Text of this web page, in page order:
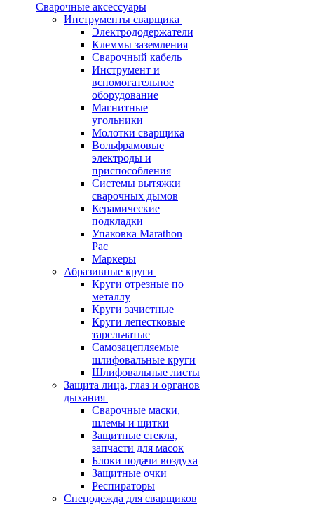
Сварочные аксессуары
Инструменты сварщика
Электрододержатели
Клеммы заземления
Сварочный кабель
Инструмент и
вспомогательное
оборудование
Магнитные
угольники
Молотки сварщика
Вольфрамовые
электроды и
приспособления
Системы вытяжки
сварочных дымов
Керамические
подкладки
Упаковка Marathon
Pac
Маркеры
Абразивные круги
Круги отрезные по
металлу
Круги зачистные
Круги лепестковые
тарельчатые
Самозацепляемые
шлифовальные круги
Шлифовальные листы
Защита лица, глаз и органов
дыхания
Сварочные маски,
шлемы и щитки
Защитные стекла,
запчасти для масок
Блоки подачи воздуха
Защитные очки
Респираторы
Спецодежда для сварщиков